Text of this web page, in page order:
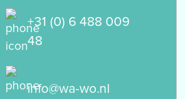
+31 (0) 6 488 009
48
info@wa-wo.nl